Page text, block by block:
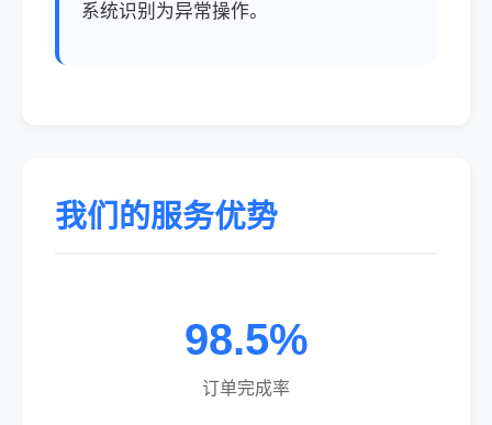
系统识别为异常操作。
我们的服务优势
98.5%
订单完成率